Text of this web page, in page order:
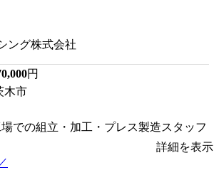
ング株式会社
円
木市
での組立・加工・プレス製造スタッフ
詳細を表示